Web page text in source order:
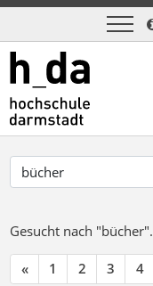
Gesucht nach "bücher".
« 1 2 3 4